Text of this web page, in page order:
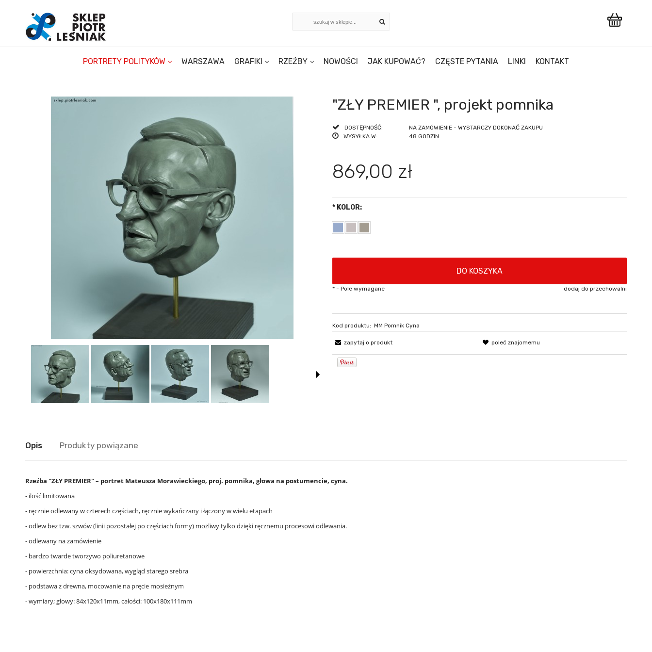
PORTRETY POLITYKÓW WARSZAWA GRAFIKI RZEŹBY NOWOŚCI JAK KUPOWAĆ? CZĘSTE PYTANIA LINKI KONTAKT
"ZŁY PREMIER ", projekt pomnika
DOSTĘPNOŚĆ:
NA ZAMÓWIENIE - WYSTARCZY DOKONAĆ ZAKUPU
WYSYŁKA W:
48 GODZIN
869,00 zł
* KOLOR:
DO KOSZYKA
dodaj do przechowalni
* - Pole wymagane
Kod produktu: MM Pomnik Cyna
zapytaj o produkt poleć znajomemu
Opis Produkty powiązane
Rzeźba "ZŁY PREMIER" – portret Mateusza Morawieckiego, proj. pomnika, głowa na postumencie, cyna.
- ilość limitowana
- ręcznie odlewany w czterech częściach, ręcznie wykańczany i łączony w wielu etapach
- odlew bez tzw. szwów (linii pozostałej po częściach formy) możliwy tylko dzięki ręcznemu procesowi odlewania.
- odlewany na zamówienie
- bardzo twarde tworzywo poliuretanowe
- powierzchnia: cyna oksydowana, wygląd starego srebra
- podstawa z drewna, mocowanie na pręcie mosieżnym
- wymiary; głowy: 84x120x11mm, całości: 100x180x111mm